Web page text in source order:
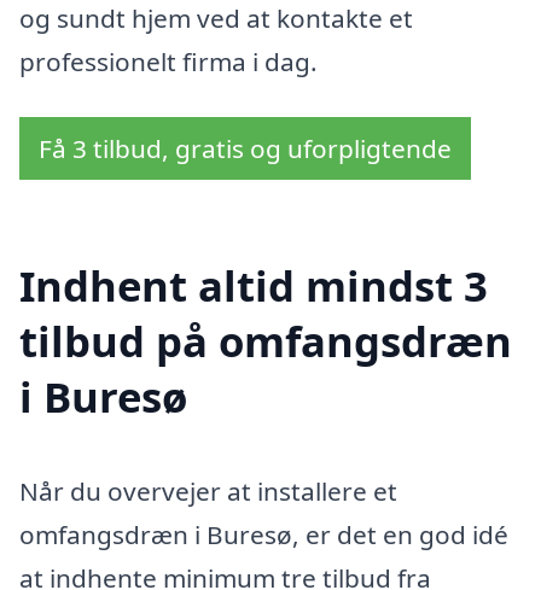
og sundt hjem ved at kontakte et
professionelt firma i dag.
Få 3 tilbud, gratis og uforpligtende
Indhent altid mindst 3
tilbud på omfangsdræn
i Buresø
Når du overvejer at installere et
omfangsdræn i Buresø, er det en god idé
at indhente minimum tre tilbud fra